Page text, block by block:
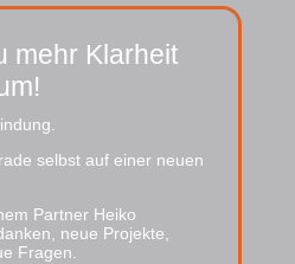
mehr Klarheit
selbst auf einer neuen
Partner Heiko
neue Projekte,
Fragen.